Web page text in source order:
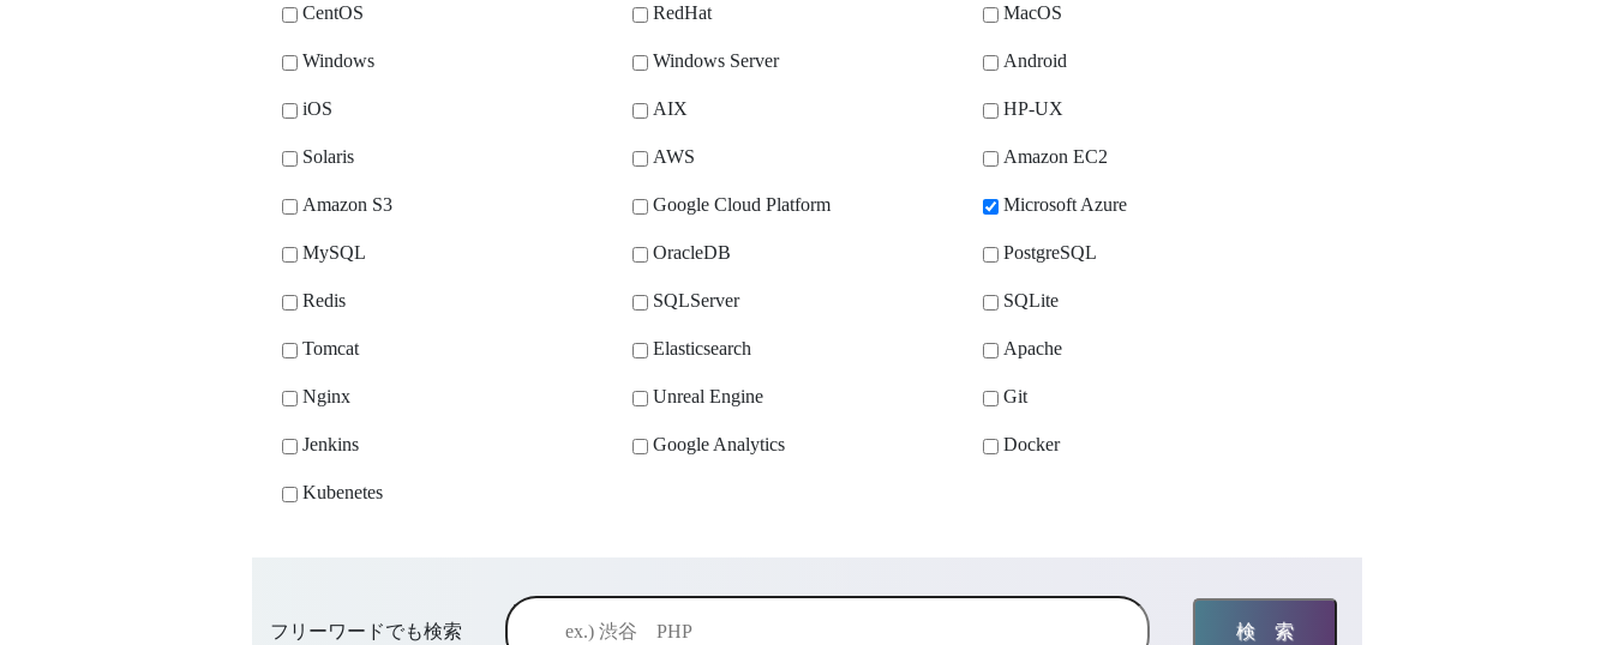
CentOS RedHat MacOS
Windows Windows Server Android
iOS AIX HP-UX
Solaris AWS Amazon EC2
Amazon S3 Google Cloud Platform Microsoft Azure
MySQL OracleDB PostgreSQL
Redis SQLServer SQLite
Tomcat Elasticsearch Apache
Nginx Unreal Engine Git
Jenkins Google Analytics Docker
Kubenetes
フリーワードでも検索 検索